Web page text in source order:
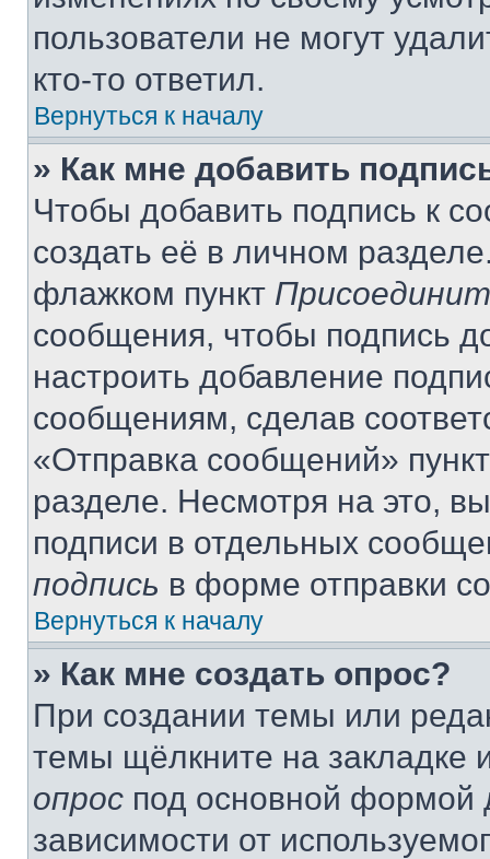
пользователи не могут
кто-то ответил.
Вернуться к началу
» Как мне добавить
Чтобы добавить подпись к
создать её в личном
флажком пункт
сообщения, чтобы подпись
настроить добавление
сообщениям, сделав
«Отправка сообщений»
разделе. Несмотря на это,
подписи в отдельных
подпись в форме отправки
Вернуться к началу
» Как мне создать опрос?
При создании темы или
темы щёлкните на
опрос под основной формой
зависимости от